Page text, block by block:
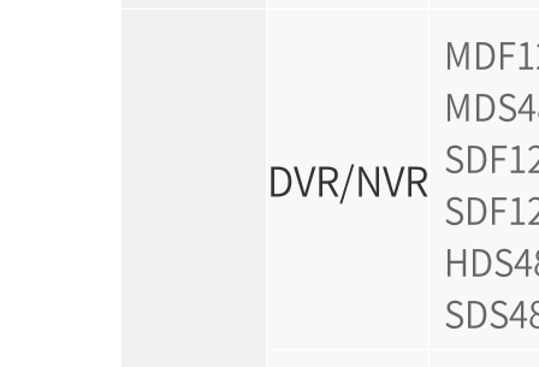
DVR/NVR